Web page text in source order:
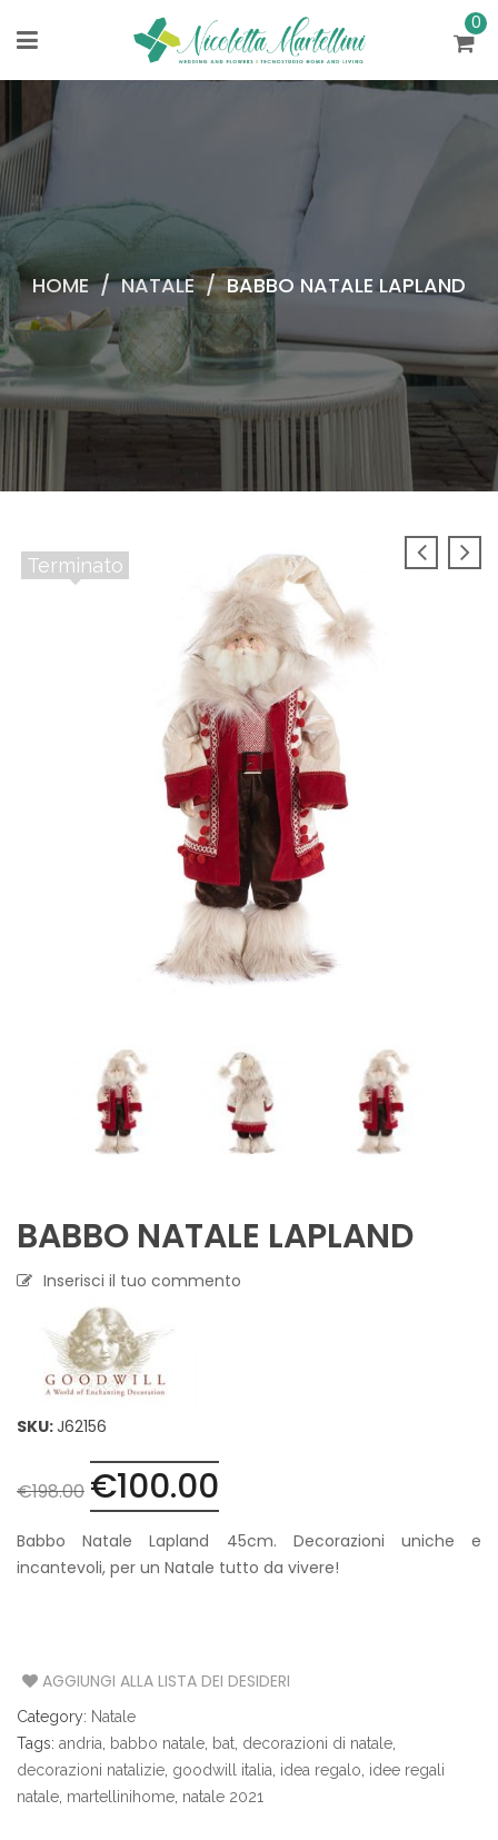
0
HOME / NATALE / BABBO NATALE LAPLAND
Terminato
BABBO NATALE LAPLAND
Inserisci il tuo commento
SKU:J62156
€198.00 Il
prezzo
originale
era:
€100.00
prezzo
attuale
è:
Babbo Natale Lapland 45cm. Decorazioni uniche e
incantevoli, per un Natale tutto da vivere!
AGGIUNGI ALLA LISTA DEI DESIDERI
Category: Natale
Tags: andria babbo natale bat decorazioni di natale
decorazioni natalizie goodwill italia idea regalo idee regali
natale martellinihome natale 2021